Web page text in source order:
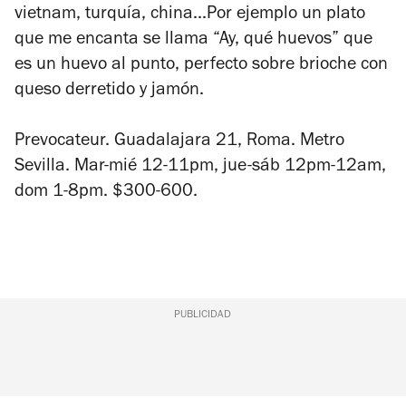
vietnam, turquía, china...Por ejemplo un plato
que me encanta se llama “Ay, qué huevos” que
es un huevo al punto, perfecto sobre brioche con
queso derretido y jamón.
Prevocateur. Guadalajara 21, Roma. Metro
Sevilla. Mar-mié 12-11pm, jue-sáb 12pm-12am,
dom 1-8pm. $300-600.
PUBLICIDAD